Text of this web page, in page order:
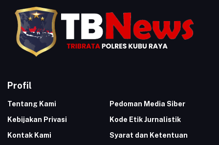
Profil
Tentang Kami
Pedoman Media Siber
Kebijakan Privasi
Kode Etik Jurnalistik
Kontak Kami
Syarat dan Ketentuan